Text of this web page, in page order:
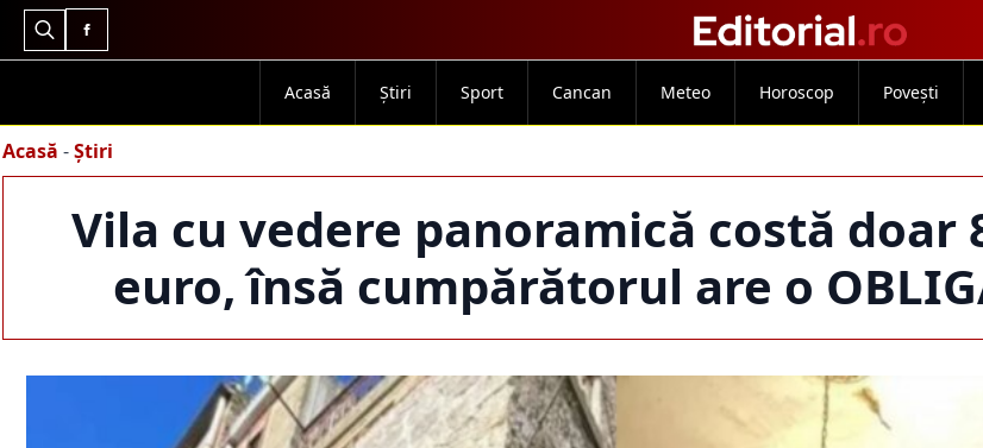
Search
Acasă Știri Sport Cancan Meteo Horoscop Povești
Acasă -Știri
Vila cu vedere panoramică costă doar
euro, însă cumpărătorul are o